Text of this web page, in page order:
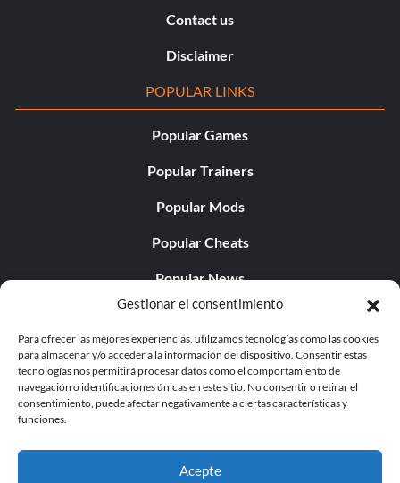
Gestionar el consentimiento
Para ofrecer las mejores experiencias, utilizamos tecnologías como las cookies
para almacenar y/o acceder a la información del dispositivo. Consentir estas
tecnologías nos permitirá procesar datos como el comportamiento de
navegación o identificaciones únicas en este sitio. No consentir o retirar el
consentimiento, puede afectar negativamente a ciertas características y
funciones.
Acepte
Contact us
Disclaimer
POPULAR LINKS
Popular Games
Popular Trainers
Popular Mods
Popular Cheats
Popular News
Popular Editorials
Popular Free Games
LATEST UPDATES